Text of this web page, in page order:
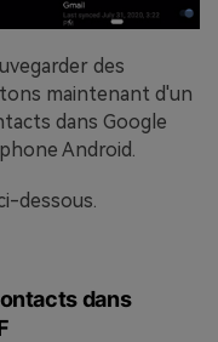
des
maintenant d'un
dans Google
Android.
dessous.
dans